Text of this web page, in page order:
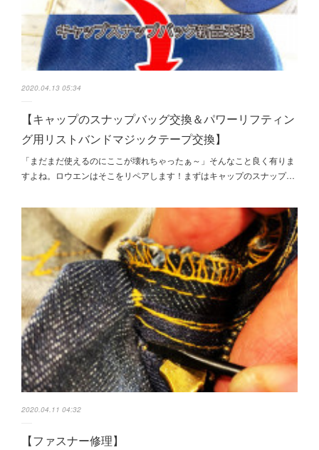
2020.04.13 05:34
【キャップのスナップバッグ交換＆パワーリフティン
グ用リストバンドマジックテープ交換】
「まだまだ使えるのにここが壊れちゃったぁ～」そんなこと良く有りま
すよね。ロウエンはそこをリペアします！まずはキャップのスナップ…
2020.04.11 04:32
【ファスナー修理】